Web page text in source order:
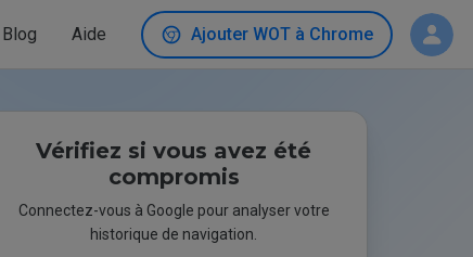
Blog Aide Ajouter WOT à Chrome
Vérifiez si vous avez été
compromis
Connectez-vous à Google pour analyser votre
historique de navigation.